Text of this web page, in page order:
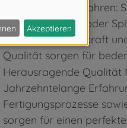
Für Kinder ab 3 Jahren:
scharfen Kanten oder
mit guter Klemmkraft
Qualität sorgen für
Herausragende Qualität
Jahrzehntelange
Fertigungsprozesse
sorgen für einen